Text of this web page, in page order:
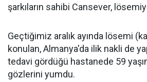
şarkıların sahibi Cansever,
Geçtiğimiz aralık ayında lösemi
konulan, Almanya'da ilik nakli de
tedavi gördüğü hastanede 59
gözlerini yumdu.